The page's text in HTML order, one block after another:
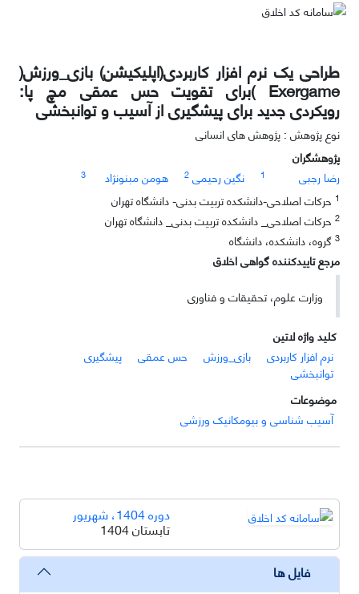
طراحی یک نرم افزار کاربردی(اپلیکیشن) بازی_ورزش(
Exergame )برای تقویت حس عمقی مچ پا:
رویکردی جدید برای پیشگیری از آسیب و توانبخشی
نوع پژوهش : پژوهش های انسانی
پژوهشگران
رضا رجبی
1 نگین رحیمی 2 هومن مبنونژاد
3
1 حرکات اصلاحی-دانشکده تربیت بدنی- دانشگاه تهران
2 حرکات اصلاحی_ دانشکده تربیت بدنی_ دانشگاه تهران
3 گروه، دانشکده، دانشگاه
مرجع تاییدکننده گواهی اخلاق
وزارت علوم، تحقیقات و فناوری
کلید واژه لاتین
نرم افزار کاربردی
بازی_ورزش حس عمقی
پیشگیری
توانبخشی
موضوعات
آسیب شناسی و بیومکانیک ورزشی
دوره 1404، شهریور
تابستان 1404
فایل ها